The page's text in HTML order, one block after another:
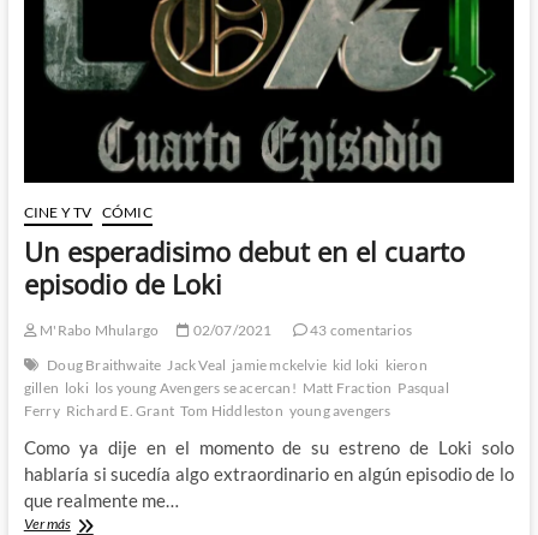
y
Marte
Gracia
redimiendo
los
eventos
CINE Y TV CÓMIC
Un esperadisimo debut en el cuarto
episodio de Loki
M'Rabo Mhulargo 02/07/2021
43 comentarios
Doug Braithwaite Jack Veal jamie mckelvie kid loki kieron
gillen loki los young Avengers se acercan! Matt Fraction Pasqual
Ferry Richard E. Grant Tom Hiddleston young avengers
Como ya dije en el momento de su estreno de Loki solo
hablaría si sucedía algo extraordinario en algún episodio de lo
que realmente me…
Ver másUn